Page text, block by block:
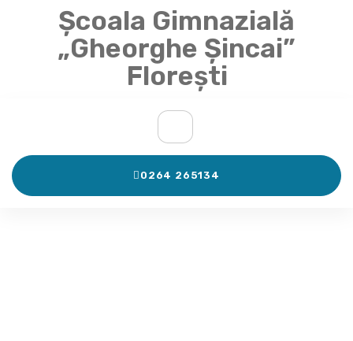
Școala Gimnazială
„Gheorghe Șincai”
Florești
0264 265134